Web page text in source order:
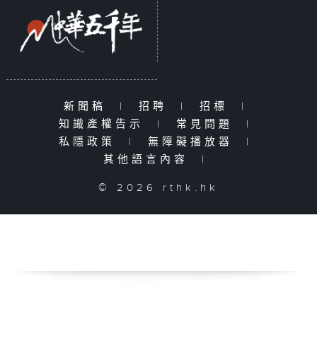
新聞稿 | 招聘 | 招標
|
知識產權告示
| 常見問題
|
私隱政策
| 無障礙播放器
|
其他語言內容
|
© 2026 rthk.hk